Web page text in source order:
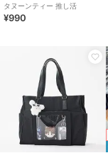
タヌーンティー 推し活
¥990